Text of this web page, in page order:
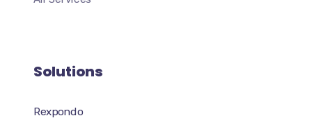
Solutions
Rexpondo